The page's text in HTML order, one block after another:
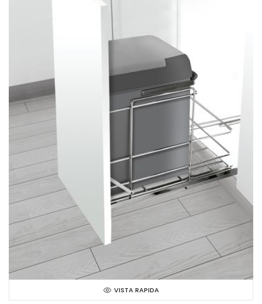
VISTA RAPIDA